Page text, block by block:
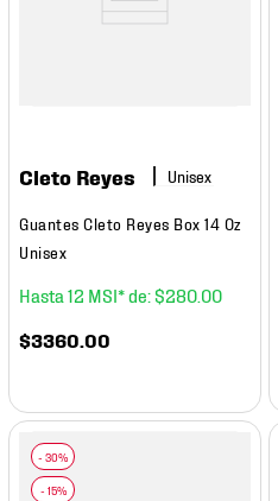
Cleto Reyes
Guantes Cleto Reyes Box 14 Oz
Unisex
12 $280 00
$3360 .00